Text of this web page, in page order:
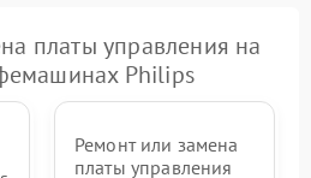
платы управления на
Philips
Ремонт или замена
платы управления